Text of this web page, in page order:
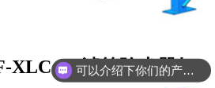
6-5滤筒除尘器如
你们是怎么收费的呢